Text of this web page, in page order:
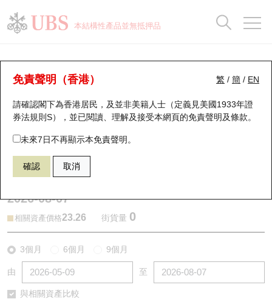
本結構性產品並無抵押品
繁 / 簡 / EN
免責聲明（香港）
請確認閣下為香港居民，及並非美籍人士（定義見美國1933年證
券法規則S），並已閱讀、理解及接受本網頁的免責聲明及條款。
未來7日不再顯示本免責聲明。
確認 取消
牛熊證分析儀
表現 街貨統計 比較
63390 瑞銀牛證 0883 中國海洋石油
2026-08-07
相關資產價格23.26 街貨量 0
3個月 6個月 9個月
由 至
與相關資產比較
瑞銀認股證一覽
新發行瑞銀認股證
即將到期認股證
認股證到期結算價查詢
認股證分析儀
認股證/牛熊證日誌
街貨統計
比較
牛熊全景快搜
牛熊證搜尋
牛熊證街貨分佈圖
正股牛熊證列表
新發行瑞銀牛熊證
牛熊證到期結算價查詢
街貨統計
比較
十大升幅/跌幅
十大認股證成交分佈
十天股證佔大市成交
資金流
街貨統計
正股分析儀
二十大活躍股份
恒指成份股
國指成份股
科指成份股
中資ETFs溢價比較
持股比重
顯示所有持股比重
每月輪證大市專題
輪證專欄
講座及教育短片
認股證投資者教育
牛熊證投資者教育